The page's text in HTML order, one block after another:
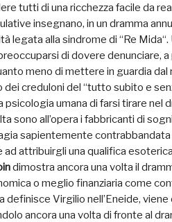
tutti di una ricchezza facile da
insegnano, in un dramma
legata alla sindrome di “Re
di dovere denunciare,
meno di mettere in guardia
creduloni del “tutto subito e
psicologia umana di farsi tirare nel
sono all’opera i fabbricanti di
sapientemente
attribuirgli una qualifica
dimostra ancora una volta il
o meglio finanziaria come
definisce Virgilio nell’Eneide,
ancora una volta di fronte al